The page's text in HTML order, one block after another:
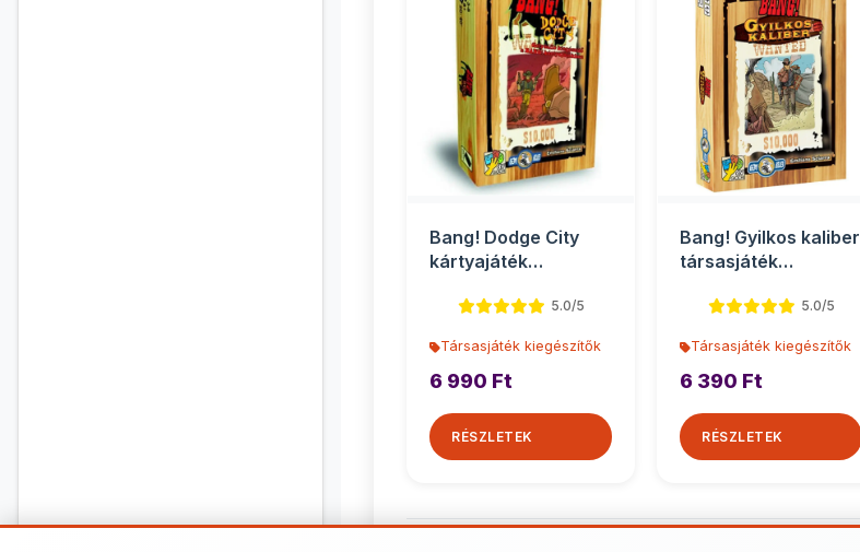
Bang! Dodge City
kártyajáték
5.0/5
Társasjáték kiegészítők
6 990 Ft
RÉSZLETEK
Bang! Gyilkos kaliber
társasjáték
5.0/5
Társasjáték kiegészítők
6 390 Ft
RÉSZLETEK